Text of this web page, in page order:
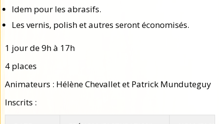
Idem pour les abrasifs.
Les vernis, polish et autres seront économisés.
1 jour de 9h à 17h
4 places
Animateurs : Hélène Chevallet et Patrick Munduteguy
Inscrits :